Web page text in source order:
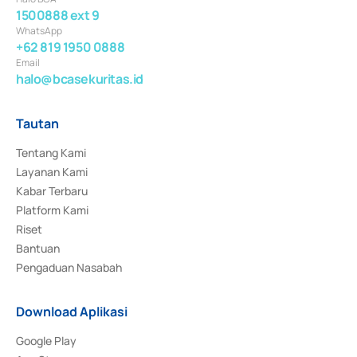
1500888 ext 9
WhatsApp
+62 819 1950 0888
Email
halo@bcasekuritas.id
Tautan
Tentang Kami
Layanan Kami
Kabar Terbaru
Platform Kami
Riset
Bantuan
Pengaduan Nasabah
Download Aplikasi
Google Play